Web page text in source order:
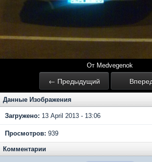
От Medvegenok
← Предыдущий
Данные Изображения
Загружено: 13 April 2013 - 13:06
Просмотров: 939
Комментарии